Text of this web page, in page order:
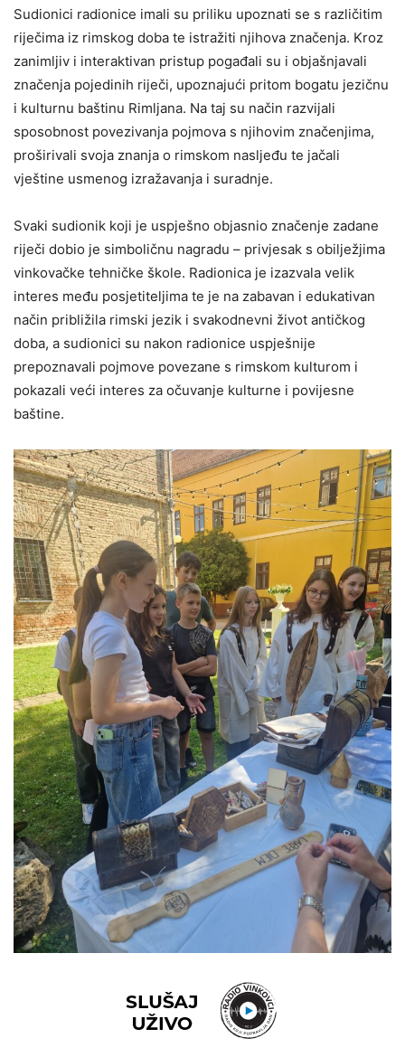
Sudionici radionice imali su priliku upoznati se s različitim
riječima iz rimskog doba te istražiti njihova značenja. Kroz
zanimljiv i interaktivan pristup pogađali su i objašnjavali
značenja pojedinih riječi, upoznajući pritom bogatu jezičnu
i kulturnu baštinu Rimljana. Na taj su način razvijali
sposobnost povezivanja pojmova s njihovim značenjima,
proširivali svoja znanja o rimskom nasljeđu te jačali
vještine usmenog izražavanja i suradnje.
Svaki sudionik koji je uspješno objasnio značenje zadane
riječi dobio je simboličnu nagradu – privjesak s obilježjima
vinkovačke tehničke škole. Radionica je izazvala velik
interes među posjetiteljima te je na zabavan i edukativan
način približila rimski jezik i svakodnevni život antičkog
doba, a sudionici su nakon radionice uspješnije
prepoznavali pojmove povezane s rimskom kulturom i
pokazali veći interes za očuvanje kulturne i povijesne
baštine.